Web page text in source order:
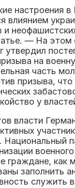
настроения в
влиянием
и
— На этом
утвердил
на
часть
призыва,
у
власти
Национальный
граждане, как
заполнить
служить